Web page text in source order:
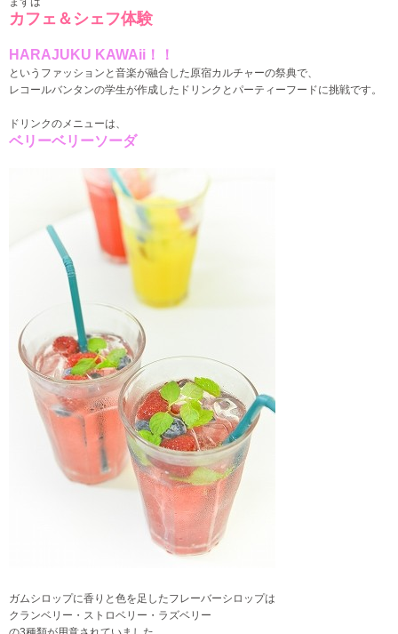
カフェ＆シェフ体験
HARAJUKU KAWAii！！
というファッションと音楽が融合した原宿カルチャーの祭典で、
レコールバンタンの学生が作成したドリンクとパーティーフードに挑戦です。
ドリンクのメニューは、
ベリーベリーソーダ
ガムシロップに香りと色を足したフレーバーシロップは
クランベリー・ストロベリー・ラズベリー